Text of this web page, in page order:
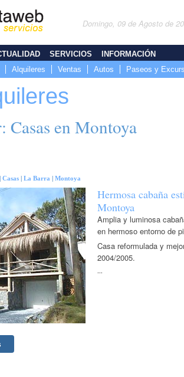
Domingo, 09 de Agosto de
Alquileres Ventas Autos Paseos y
SERVICIOS INFORMACIÓN
en Montoya
Casas La Barra Montoya
Hermosa cabaña
Montoya
Amplia y luminosa
en hermoso entorno de
Casa reformulada y
2004/2005.
...